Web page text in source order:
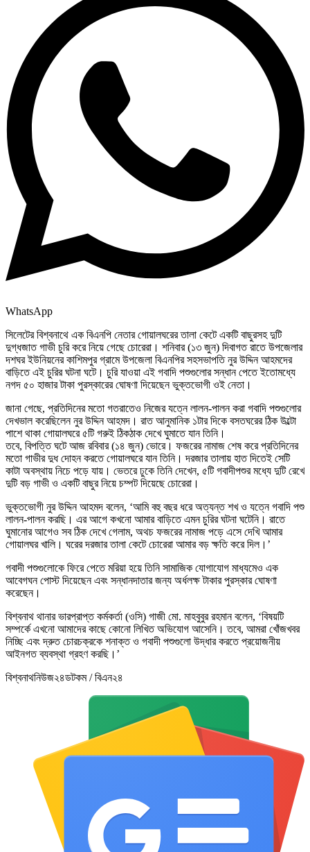
WhatsApp
সিলেটের বিশ্বনাথে এক বিএনপি নেতার গোয়ালঘরের তালা কেটে একটি বাছুরসহ দুটি
দুগ্ধজাত গাভী চুরি করে নিয়ে গেছে চোরেরা। শনিবার (১৩ জুন) দিবাগত রাতে উপজেলার
দশঘর ইউনিয়নের কাশিমপুর গ্রামে উপজেলা বিএনপির সহসভাপতি নুর উদ্দিন আহমদের
বাড়িতে এই চুরির ঘটনা ঘটে। চুরি যাওয়া এই গবাদি পশুগুলোর সন্ধান পেতে ইতোমধ্যে
নগদ ৫০ হাজার টাকা পুরস্কারের ঘোষণা দিয়েছেন ভুক্তভোগী ওই নেতা।
​জানা গেছে, প্রতিদিনের মতো গতরাতেও নিজের যত্নে লালন-পালন করা গবাদি পশুগুলোর
দেখভাল করেছিলেন নুর উদ্দিন আহমদ। রাত আনুমানিক ১টার দিকে বসতঘরের ঠিক উল্টো
পাশে থাকা গোয়ালঘরে ৫টি গরুই ঠিকঠাক দেখে ঘুমাতে যান তিনি।
​তবে, বিপত্তি ঘটে আজ রবিবার (১৪ জুন) ভোরে। ফজরের নামাজ শেষ করে প্রতিদিনের
মতো গাভীর দুধ দোহন করতে গোয়ালঘরে যান তিনি। দরজার তালায় হাত দিতেই সেটি
কাটা অবস্থায় নিচে পড়ে যায়। ভেতরে ঢুকে তিনি দেখেন, ৫টি গবাদীপশুর মধ্যে দুটি রেখে
দুটি বড় গাভী ও একটি বাছুর নিয়ে চম্পট দিয়েছে চোরেরা।
​ভুক্তভোগী নুর উদ্দিন আহমদ বলেন, ‘আমি বহু বছর ধরে অত্যন্ত শখ ও যত্নে গবাদি পশু
লালন-পালন করছি। এর আগে কখনো আমার বাড়িতে এমন চুরির ঘটনা ঘটেনি। রাতে
ঘুমানোর আগেও সব ঠিক দেখে গেলাম, অথচ ফজরের নামাজ পড়ে এসে দেখি আমার
গোয়ালঘর খালি। ঘরের দরজার তালা কেটে চোরেরা আমার বড় ক্ষতি করে দিল।’
গবাদী ​পশুগুলোকে ফিরে পেতে মরিয়া হয়ে তিনি সামাজিক যোগাযোগ মাধ্যমেও এক
আবেগঘন পোস্ট দিয়েছেন এবং সন্ধানদাতার জন্য অর্ধলক্ষ টাকার পুরস্কার ঘোষণা
করেছেন।
বিশ্বনাথ থানার ভারপ্রাপ্ত কর্মকর্তা (ওসি) গাজী মো. মাহবুবুর রহমান বলেন, ‘বিষয়টি
সম্পর্কে এখনো আমাদের কাছে কোনো লিখিত অভিযোগ আসেনি। তবে, আমরা খোঁজখবর
নিচ্ছি এবং দ্রুত চোরচক্রকে শনাক্ত ও গবাদী পশুগুলো উদ্ধার করতে প্রয়োজনীয়
আইনগত ব্যবস্থা গ্রহণ করছি।’
বিশ্বনাথনিউজ২৪ডটকম / বিএন২৪